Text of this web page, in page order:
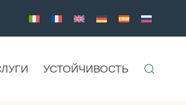
УСТОЙЧИВОСТЬ